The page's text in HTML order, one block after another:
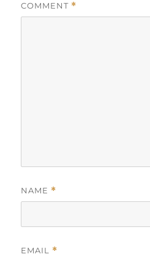
COMMENT *
NAME *
EMAIL *